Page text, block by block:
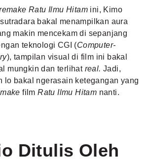
Ratu Ilmu Hitam ini, Kimo
bakal menampilkan aura
makin mencekam di sepanjang
teknologi CGI (Computer-
), tampilan visual di film ini bakal
mungkin dan terlihat real.Jadi,
lo bakal ngerasain ketegangan yang
filmRatu Ilmu Hitam nanti.
Ditulis Oleh